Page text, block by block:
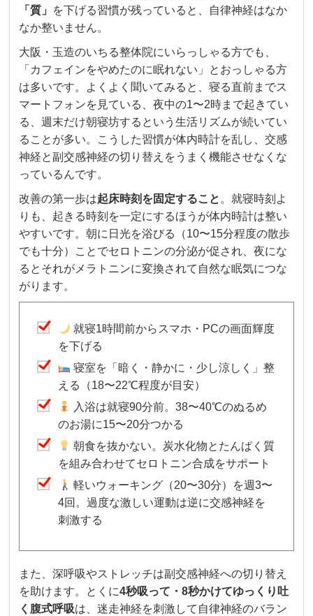
「質」
を下げる習慣が残っていると、自律神経はなか
なか整いません。
大阪・玉造のいちる整体院にいらっしゃる方でも、
「カフェインをやめたのに眠れない」とおっしゃる方
は多いです。よくよく聞いてみると、寝る直前までス
マートフォンを見ている、夜中の1〜2時まで起きてい
る、週末だけ朝寝坊するという生活リズムが続いてい
ることが多い。こうした習慣が体内時計を乱し、交感
神経と副交感神経の切り替えをうまく機能させなくな
っているんです。
改善の第一歩は起床時刻を固定すること 。就寝時刻よ
りも、起きる時刻を一定にするほうが体内時計は整い
やすいです。朝に日光を浴びる（10〜15分程度の散歩
でも十分）ことでセロトニンの分泌が促され、夜にな
るとそれがメラトニンに変換されて自然な眠気につな
がります。
就寝1時間前からスマホ・PCの画面輝度
を下げる
寝室を「暗く・静かに・少し涼しく」整
える（18〜22℃程度が目安）
入浴は就寝90分前。38〜40℃のぬるめ
のお湯に15〜20分つかる
朝食を抜かない。炭水化物とたんぱく質
を組み合わせてセロトニン合成をサポート
軽いウォーキング（20〜30分）を週3〜
4回。過度な激しい運動は逆に交感神経を
刺激する
また、深呼吸やストレッチは副交感神経への切り替え
を助けます。とくに4秒吸って・8秒かけてゆっくり吐
く腹式呼吸は、迷走神経を刺激して自律神経のバラン